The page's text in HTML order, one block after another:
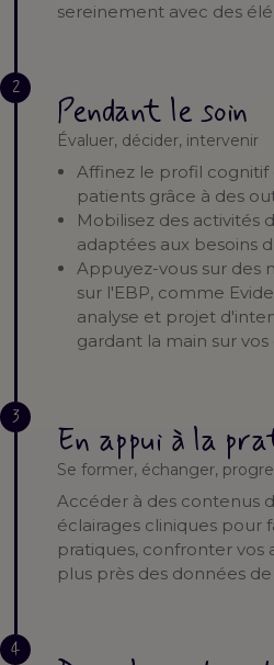
sereinement avec des
2
Pendant le soin
Évaluer, décider, intervenir
Affinez le profil cognitif
patients grâce à des
Mobilisez des activités
adaptées aux besoins
Appuyez-vous sur des
sur l'EBP, comme
analyse et projet
gardant la main sur vos
3
En appui à la
Se former, échanger,
Accéder à des contenus
éclairages cliniques pour
pratiques, confronter vos
plus près des données
4